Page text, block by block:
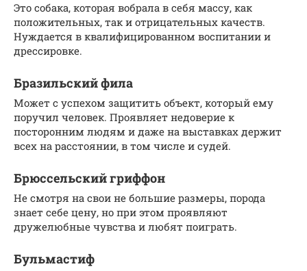
Это собака, которая вобрала в себя массу, как
положительных, так и отрицательных качеств.
Нуждается в квалифицированном воспитании и
дрессировке.
Бразильский фила
Может с успехом защитить объект, который ему
поручил человек. Проявляет недоверие к
посторонним людям и даже на выставках держит
всех на расстоянии, в том числе и судей.
Брюссельский гриффон
Не смотря на свои не большие размеры, порода
знает себе цену, но при этом проявляют
дружелюбные чувства и любят поиграть.
Бульмастиф